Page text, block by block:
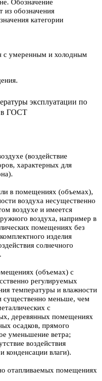
Обозначение
из обозначения
категории
с умеренным и холодным
эксплуатации по
в ГОСТ
(воздействие
характерных для
в помещениях (объемах),
воздуха несущественно
воздухе и имеется
воздуха, например в
помещениях без
изделия
солнечного
(объемах) с
регулируемых
температуры и влажности
существенно меньше, чем
с
деревянных помещениях
осадков, прямого
уменьшение ветра;
воздействия
конденсации влаги).
отапливаемых помещениях